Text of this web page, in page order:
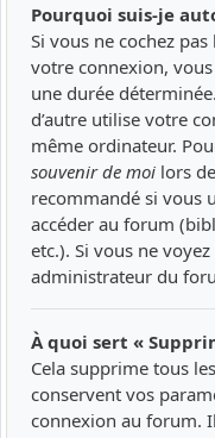
Pourquoi suis-je
Si vous ne cochez pas
votre connexion,
une durée
d’autre utilise votre
même ordinateur.
souvenir de moi lors
recommandé si vous
accéder au forum
etc.). Si vous ne
administrateur du
À quoi sert «
Cela supprime tous
conservent vos
connexion au forum.